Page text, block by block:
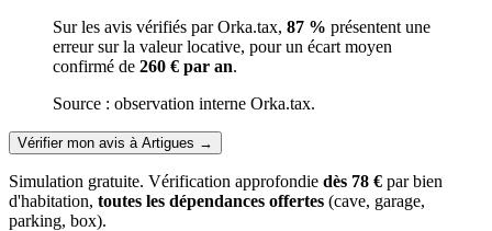
Sur les avis vérifiés par Orka.tax, 87 % présentent une
erreur sur la valeur locative, pour un écart moyen
confirmé de 260 € par an.
Source : observation interne Orka.tax.
Vérifier mon avis à Artigues →
Simulation gratuite. Vérification approfondie dès 78 € par bien
d'habitation, toutes les dépendances offertes (cave, garage,
parking, box).